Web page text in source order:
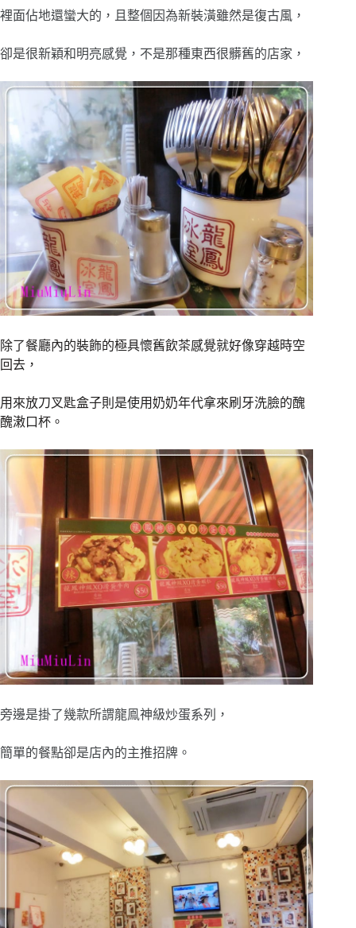
裡面佔地還蠻大的，且整個因為新裝潢雖然是復古風，
卻是很新穎和明亮感覺，不是那種東西很髒舊的店家，
除了餐廳內的裝飾的極具懷舊飲茶感覺就好像穿越時空
回去，
用來放刀叉匙盒子則是使用奶奶年代拿來刷牙洗臉的醜
醜潄口杯 。
旁邊是掛了幾款所謂龍鳯神級炒蛋系列，
簡單的餐點卻是店內的主推招牌。